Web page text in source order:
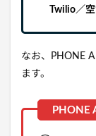
Twilio／
なお、PHONE
ます。